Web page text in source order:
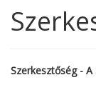
Szerkesztőség -